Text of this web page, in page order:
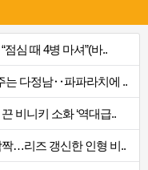
심 때 4병 마셔”(바..
는 다정남‥파파라치에 ..
비니키 소화 ‘역대급..
…리즈 갱신한 인형 비..